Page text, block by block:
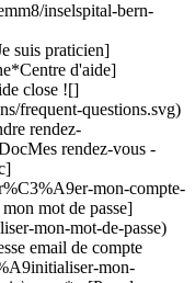
inselspital-bern-
suis praticien]
d'aide]
close ![]
frequent-questions.svg)
rendez-
rendez-vous -
mon-compte-
mot de passe]
mon-mot-de-passe)
email de compte
mon-